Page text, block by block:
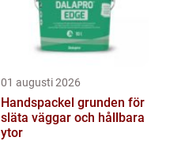
01 augusti 2026
Handspackel grunden för
släta väggar och hållbara
ytor